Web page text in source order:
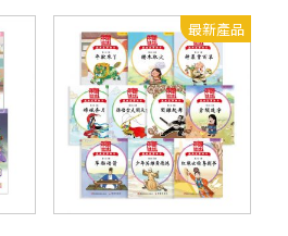
最新產品